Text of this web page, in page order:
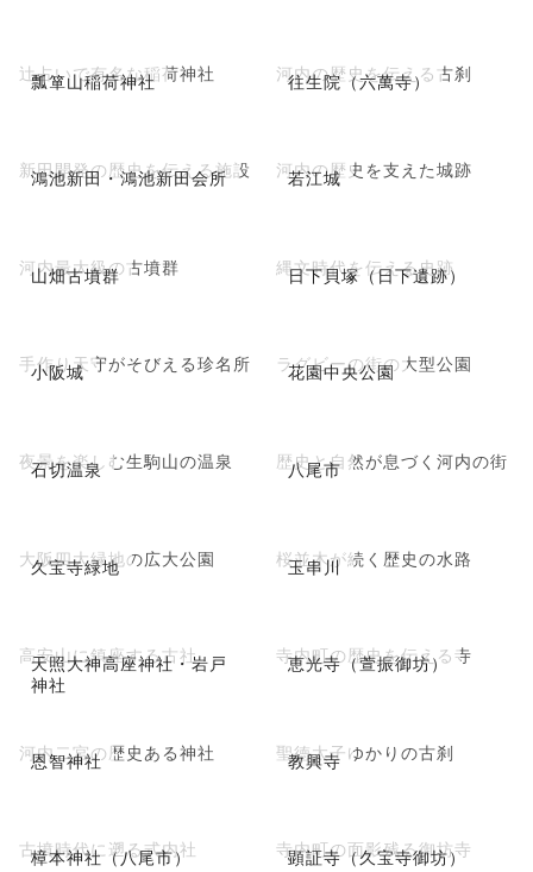
瓢箪山稲荷神社
辻占いで有名な稲荷神社 往生院（六萬寺）
河内の歴史を伝える古刹
鴻池新田・鴻池新田会所
新田開発の歴史を伝える施設 若江城
河内の歴史を支えた城跡
山畑古墳群
河内最大級の古墳群 日下貝塚（日下遺跡）
縄文時代を伝える史跡
小阪城
手作り天守がそびえる珍名所 花園中央公園
ラグビーの街の大型公園
石切温泉
夜景を楽しむ生駒山の温泉 八尾市
歴史と自然が息づく河内の街
久宝寺緑地
大阪四大緑地の広大公園 玉串川
桜並木が続く歴史の水路
天照大神高座神社・岩戸
神社
高安山に鎮座する古社 恵光寺（萱振御坊）
寺内町の歴史を伝える寺
恩智神社
河内二宮の歴史ある神社 教興寺
聖徳太子ゆかりの古刹
樟本神社（八尾市）
古墳時代に遡る式内社 顕証寺（久宝寺御坊）
寺内町の面影残る御坊寺